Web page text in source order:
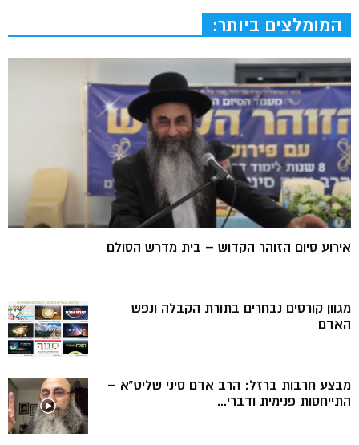
המומלצים ביותר:
אירוע סיום הזוהר הקדוש – בית מדרש הסולם
מגוון קורסים נבחרים בתורת הקבלה ונפש
האדם
מבצע חרבות ברזל: הרב אדם סיני שליט”א –
התייחסות פנימית ודברי...